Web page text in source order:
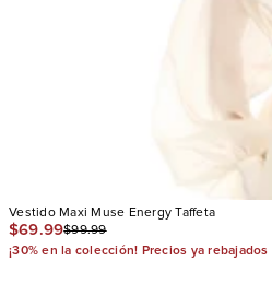
Vestido Maxi Muse Energy Taffeta
$69.99$99.99
¡30% en la colección! Precios ya rebajados